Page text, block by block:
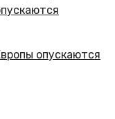
опускаются